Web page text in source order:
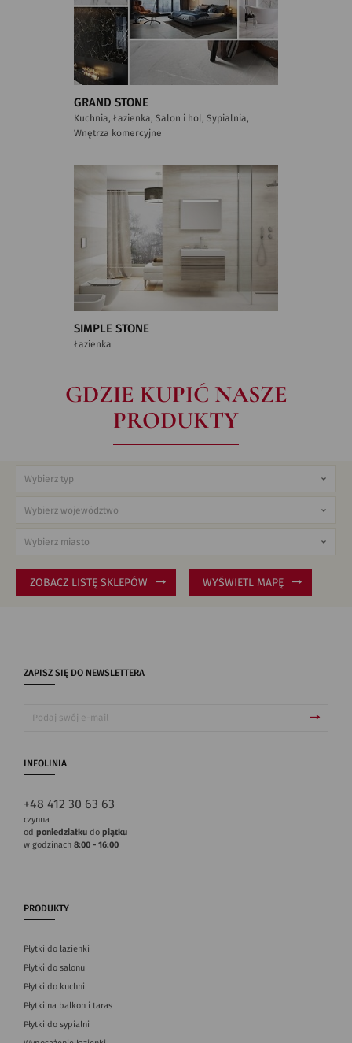
GRAND STONE
Kuchnia, Łazienka, Salon i hol, Sypialnia,
Wnętrza komercyjne
SIMPLE STONE
Łazienka
GDZIE KUPIĆ NASZE
PRODUKTY
ZOBACZ LISTĘ SKLEPÓW WYŚWIETL MAPĘ
ZAPISZ SIĘ DO NEWSLETTERA
INFOLINIA
+48 412 30 63 63
czynna
od poniedziałku do piątku
w godzinach 8:00 - 16:00
PRODUKTY
Płytki do łazienki
Płytki do salonu
Płytki do kuchni
Płytki na balkon i taras
Płytki do sypialni